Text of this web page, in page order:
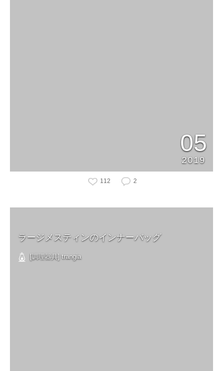
05
2019
112 2
ラージメスティンのインナーバッグ
[調理器具] trangia